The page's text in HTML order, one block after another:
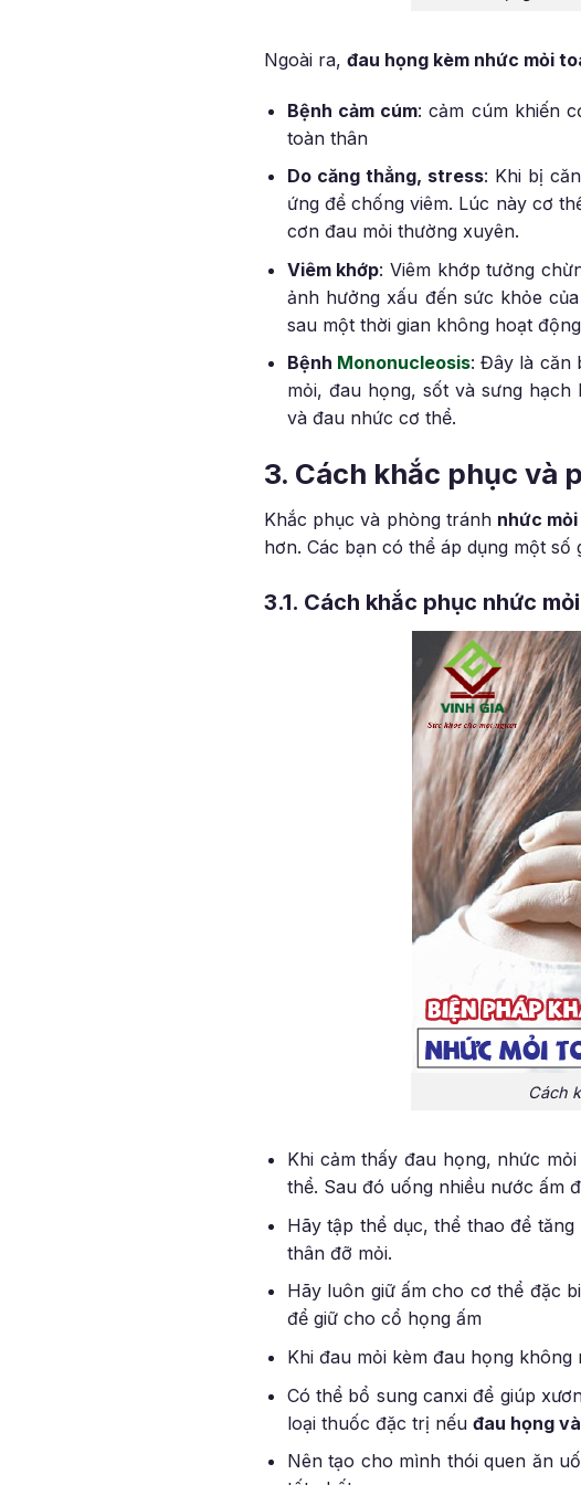
Ngoài ra, đau họng kèm nhức mỏi
Bệnh cảm cúm: cảm cúm khiến
toàn thân
Do căng thẳng, stress: Khi bị
ứng để chống viêm. Lúc này cơ
cơn đau mỏi thường xuyên.
Viêm khớp: Viêm khớp tưởng
ảnh hưởng xấu đến sức khỏe
sau một thời gian không hoạt
Bệnh Mononucleosis: Đây là căn
mỏi, đau họng, sốt và sưng
và đau nhức cơ thể.
3. Cách khắc phục và
Khắc phục và phòng tránh nhức
hơn. Các bạn có thể áp dụng một số
3.1. Cách khắc phục nhức
Cách
Khi cảm thấy đau họng, nhức
thể. Sau đó uống nhiều nước ấm
Hãy tập thể dục, thể thao để
thân đỡ mỏi.
Hãy luôn giữ ấm cho cơ thể đặc
để giữ cho cổ họng ấm
Khi đau mỏi kèm đau họng
Có thể bổ sung canxi để giúp
loại thuốc đặc trị nếu đau họng
Nên tạo cho mình thói quen ăn